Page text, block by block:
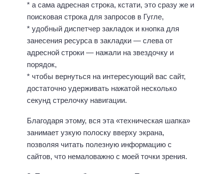
* а сама адресная строка, кстати, это сразу же и
поисковая строка для запросов в Гугле,
* удобный диспетчер закладок и кнопка для
занесения ресурса в закладки — слева от
адресной строки — нажали на звездочку и
порядок,
* чтобы вернуться на интересующий вас сайт,
достаточно удерживать нажатой несколько
секунд стрелочку навигации.
Благодаря этому, вся эта «техническая шапка»
занимает узкую полоску вверху экрана,
позволяя читать полезную информацию с
сайтов, что немаловажно с моей точки зрения.